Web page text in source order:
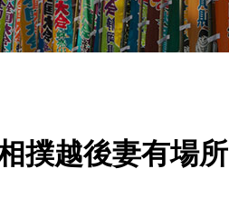
撲越後妻有場所